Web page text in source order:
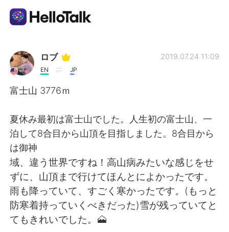
Appli d'échange linguistique
AI Grammar Checker
English
繁體中文 Español
العربية Deutsch
ロブ
EN JP
2019.07.24 11:09
富士山 3776ｍ
夏休み最初は富士山でした。人生初の富士山、一
泊して8合目から山頂を目指しました。8合目から
は御神
域、違う世界ですね！高山病みたいな感じをせ
ずに、山頂まで行けてほんとによかったです。
雨も降っていて、すごく寒かったです。(もっと
防寒着持っていくべきだった)雪が残っていてと
てもきれいでした。🗻